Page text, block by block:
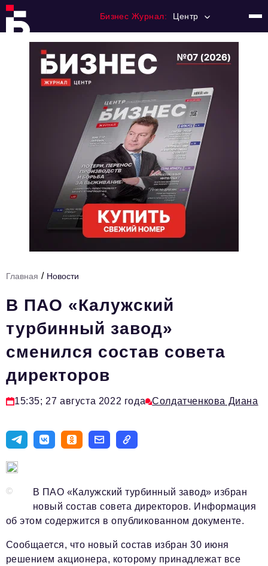
Бизнес Журнал: Центр
Регулирование
Премия "Тульский Бизнес"
История тульского предпринимательства
Тема номера
HR
Персона номера
Инфраструктура развития
Технологии и тренды
Импортозамещение
Мероприятия
Авторские материалы
Телефон редакции: +7 495 727-01-67
Электронные почты редакции:
Главная / Новости
В ПАО «Калужский
турбинный завод»
сменился состав совета
директоров
15:35; 27 августа 2022 года Солдатченкова Диана
©
В ПАО «Калужский турбинный завод» избран
новый состав совета директоров. Информация
об этом содержится в опубликованном документе.
Сообщается, что новый состав избран 30 июня
решением акционера, которому принадлежат все